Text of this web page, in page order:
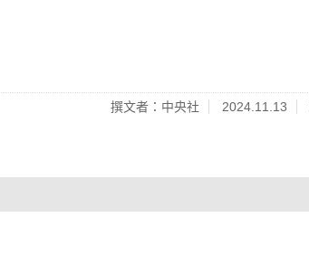
撰文者：中央社 2024.11.13